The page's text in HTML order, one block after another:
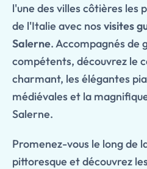
l'une des villes côtières les
de l'Italie avec nosvisites
Salerne. Accompagnés de
compétents, découvrez le
charmant, les élégantes
médiévales et la
Salerne.
Promenez-vous le long de
pittoresque et découvrez